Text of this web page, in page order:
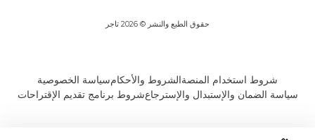
حقوق الطبع والنشر © 2026 تاجر
شروط استخدام المنصةالشروط والأحكامسياسة الخصوصية
سياسة الضمان والإستبدال والإسترجاعشروط برنامج تقديم الإقتراحات